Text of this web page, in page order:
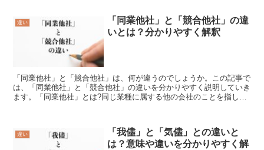
違い
「同業他社」と「競合他社」の違
いとは？分かりやすく解釈
「同業他社」と「競合他社」は、何が違うのでしょうか。この記事で
は、「同業他社」と「競合他社」の違いを分かりやすく説明していき
ます。「同業他社」とは?同じ業種に属する他の会社のことを指しま
違い
「我儘」と「気儘」との違いと
は？意味や違いを分かりやすく解